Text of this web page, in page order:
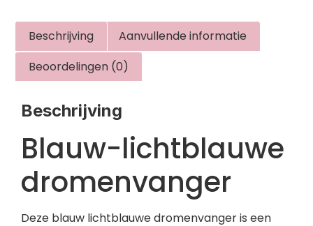
Beschrijving
Aanvullende informatie
Beoordelingen (0)
Beschrijving
Blauw-lichtblauwe
dromenvanger
Deze blauw lichtblauwe dromenvanger is een